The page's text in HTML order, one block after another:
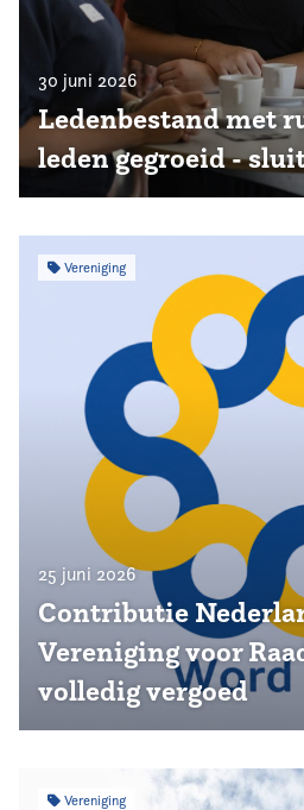
30 juni 2026
Ledenbestand met
leden gegroeid -
Vereniging
25 juni 2026
Contributie
Vereniging voor
volledig vergoed
Vereniging